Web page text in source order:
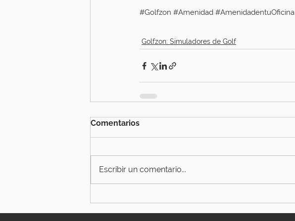
#Golfzon #Amenidad #AmenidadentuOficina
Golfzon: Simuladores de Golf
Comentarios
Escribir un comentario...